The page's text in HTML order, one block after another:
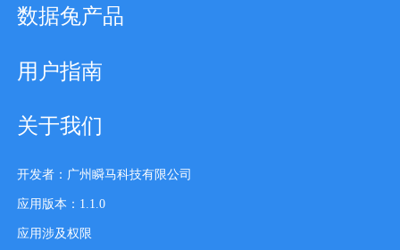
数据兔产品
用户指南
关于我们
开发者：广州瞬马科技有限公司
应用版本：1.1.0
应用涉及权限